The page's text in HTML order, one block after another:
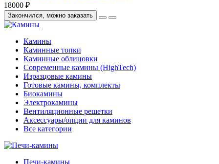
18000 ₽
Закончился, можно заказать
Камины
Каминные топки
Каминные облицовки
Современные камины (HighTech)
Изразцовые камины
Готовые камины, комплекты
Биокамины
Электрокамины
Вентиляционные решетки
Аксессуары/опции для каминов
Все категории
Печи-камины